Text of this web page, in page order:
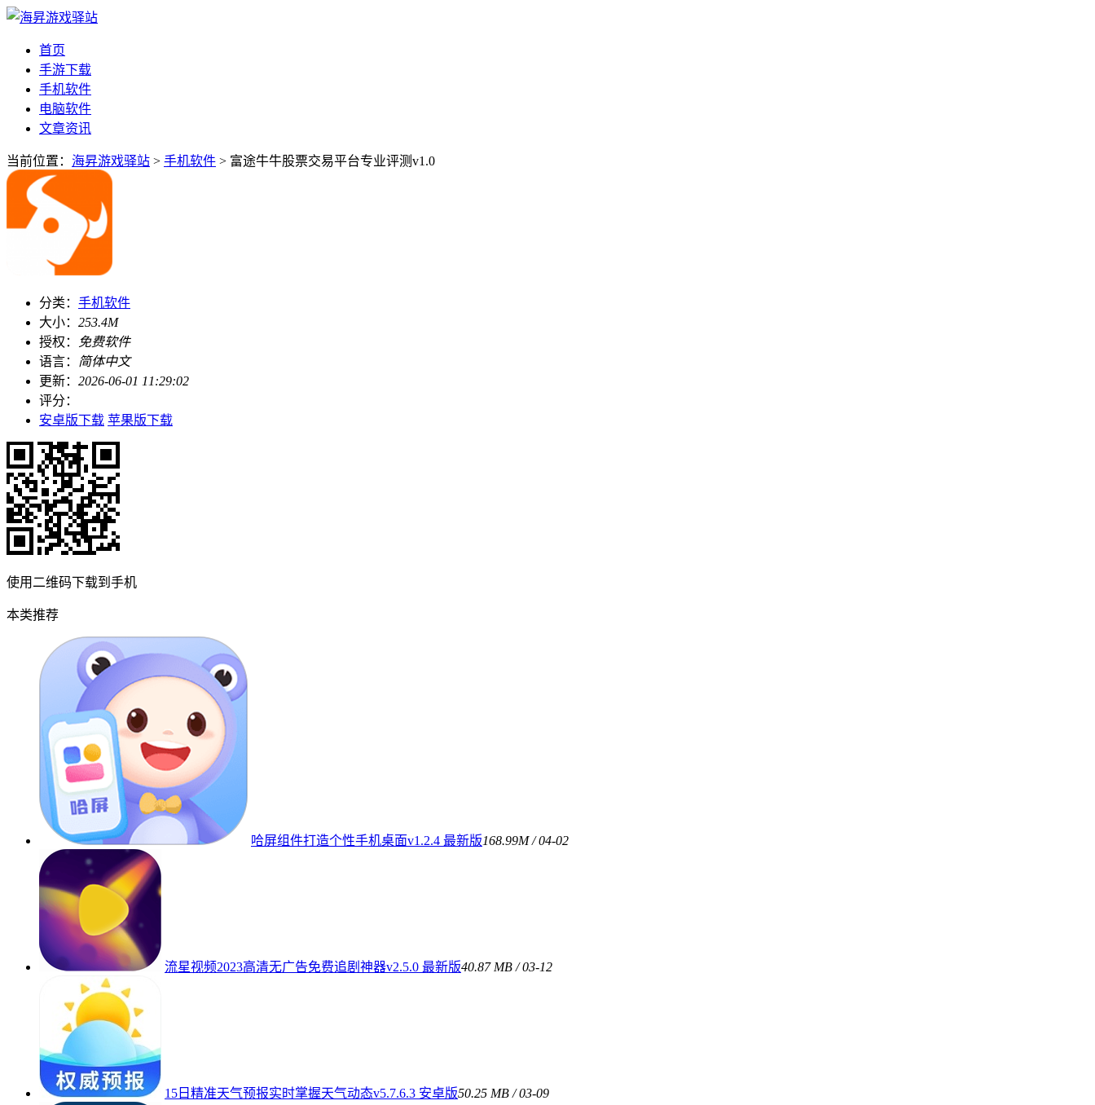
首页
手游下载
手机软件
电脑软件
文章资讯
当前位置： 海昇游戏驿站 > 手机软件 > 富途牛牛股票交易平台专业评测v1.0
分类： 手机软件
大小： 253.4M
授权：
免费软件
语言：
简体中文
更新： 2026-06-01 11:29:02
评分：
安卓版下载 苹果版下载
使用二维码下载到手机
本类推荐
哈屏组件打造个性手机桌面v1.2.4 最新版168.99M / 04-02
流星视频2023高清无广告免费追剧神器v2.5.0 最新版40.87 MB / 03-12
15日精准天气预报实时掌握天气动态v5.7.6.3 安卓版50.25 MB / 03-09